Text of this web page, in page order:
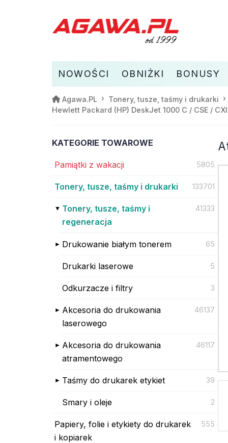
NOWOŚCI OBNIŻKI BONUSY
Agawa.PL Tonery, tusze, taśmy i drukarki
Hewlett Packard (HP) DeskJet 1000 C / CSE / CXI
KATEGORIE TOWAROWE
Pamiątki z wakacji 5805
Tonery, tusze, taśmy i drukarki 133701
Tonery, tusze, taśmy i
regeneracja
41333
Drukowanie białym tonerem 65
Drukarki laserowe 5
Odkurzacze i filtry 3
Akcesoria do drukowania
laserowego
46137
Akcesoria do drukowania
atramentowego
46117
Taśmy do drukarek etykiet 39
Smary i oleje 2
Papiery, folie i etykiety do drukarek
i kopiarek
555